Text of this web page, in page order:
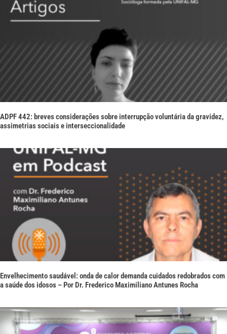
ADPF 442: breves considerações sobre interrupção voluntária da gravidez,
assimetrias sociais e interseccionalidade
Envelhecimento saudável: onda de calor demanda cuidados redobrados com
a saúde dos idosos – Por Dr. Frederico Maximiliano Antunes Rocha